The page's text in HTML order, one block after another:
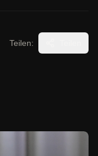
Teilen: